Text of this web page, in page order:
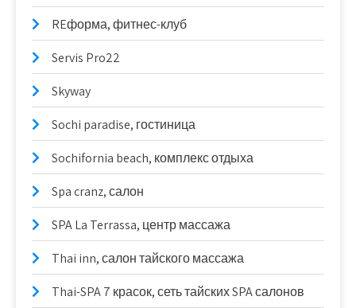
REформа, фитнес-клуб
Servis Pro22
Skyway
Sochi paradise, гостиница
Sochifornia beach, комплекс отдыха
Spa cranz, салон
SPA La Terrassa, центр массажа
Thai inn, салон тайского массажа
Thai-SPA 7 красок, сеть тайских SPA салонов